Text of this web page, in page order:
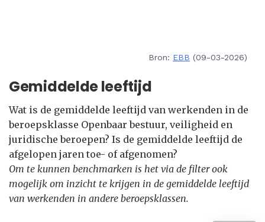
Bron: EBB (09-03-2026)
Gemiddelde leeftijd
Wat is de gemiddelde leeftijd van werkenden in de
beroepsklasse Openbaar bestuur, veiligheid en
juridische beroepen? Is de gemiddelde leeftijd de
afgelopen jaren toe- of afgenomen?
Om te kunnen benchmarken is het via de filter ook
mogelijk om inzicht te krijgen in de gemiddelde leeftijd
van werkenden in andere beroepsklassen.